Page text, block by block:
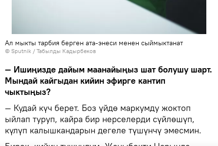
Ал мыкты тарбия берген ата-энеси менен сыймыктанат
© Sputnik / Табылды Кадырбеков
— Ишиңизде дайым маанайыңыз шат болушу шарт.
Мындай кайгыдан кийин эфирге кантип
чыктыңыз?
— Кудай күч берет. Боз үйдө маркумду жоктоп
ыйлап туруп, кайра бир нерселерди сүйлөшүп,
күлүп калышкандарын дегеле түшүнчү эмесмин.